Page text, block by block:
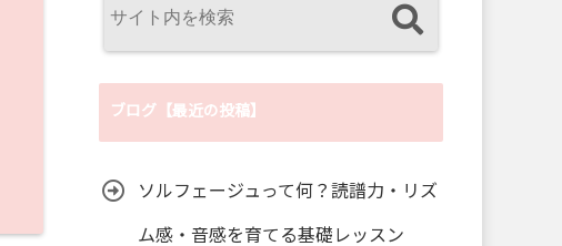
ブログ【最近の投稿】
ソルフェージュって何？読譜力・リズ
ム感・音感を育てる基礎レッスン